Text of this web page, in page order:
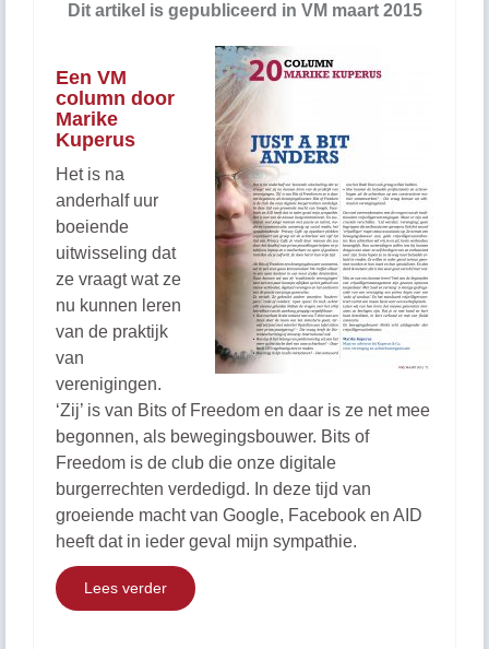
Dit artikel is gepubliceerd in VM maart 2015
Een VM
column door
Marike
Kuperus
Het is na
anderhalf uur
boeiende
uitwisseling dat
ze vraagt wat ze
nu kunnen leren
van de praktijk
van
verenigingen.
‘Zij’ is van Bits of Freedom en daar is ze net mee
begonnen, als bewegingsbouwer. Bits of
Freedom is de club die onze digitale
burgerrechten verdedigd. In deze tijd van
groeiende macht van Google, Facebook en AID
heeft dat in ieder geval mijn sympathie.
Lees verder